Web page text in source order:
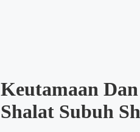
Keutamaan
Shalat Subuh